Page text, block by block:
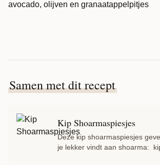
Samen met dit recept
Kip Shoarmaspiesjes
Deze kip shoarmaspiesjes
je lekker vindt aan shoarma: